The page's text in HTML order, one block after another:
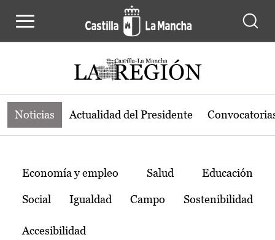
Noticias de la región de Castilla-La
Noticias Actualidad del Presidente
Temas
Economía y empleo Salud Educación
Social Igualdad Campo Sostenibilidad
Accesibilidad